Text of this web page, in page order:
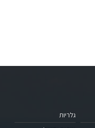
גלריות